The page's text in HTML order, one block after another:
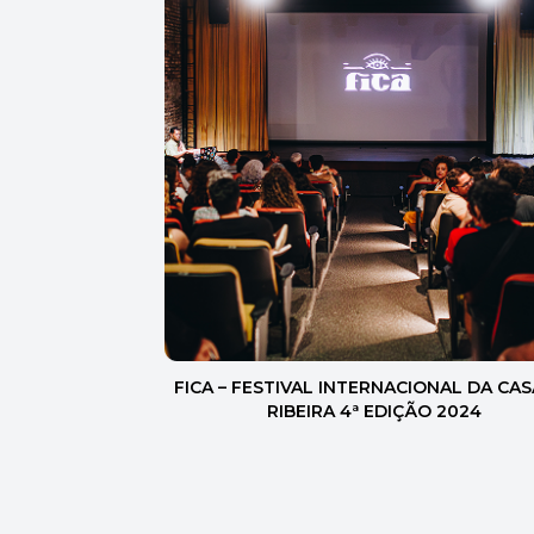
FICA – FESTIVAL INTERNACIONAL DA
RIBEIRA 4ª EDIÇÃO 2024